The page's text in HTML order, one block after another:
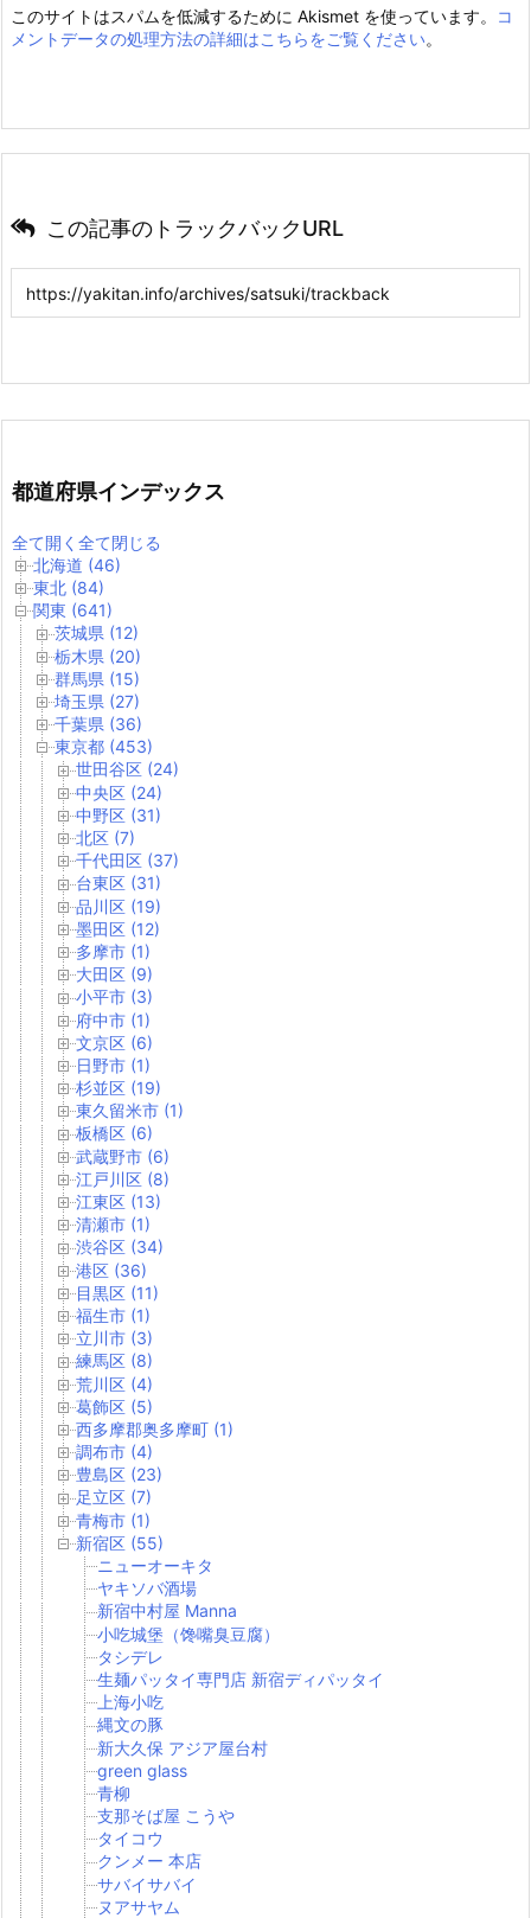
このサイトはスパムを低減するために Akismet を使っています。
コ
メントデータの処理方法の詳細はこちらをご覧ください。
この記事のトラックバックURL
都道府県インデックス
全て開く 全て閉じる
北海道 (46)
東北 (84)
関東 (641)
茨城県 (12)
栃木県 (20)
群馬県 (15)
埼玉県 (27)
千葉県 (36)
東京都 (453)
世田谷区 (24)
中央区 (24)
中野区 (31)
北区 (7)
千代田区 (37)
台東区 (31)
品川区 (19)
墨田区 (12)
多摩市 (1)
大田区 (9)
小平市 (3)
府中市 (1)
文京区 (6)
日野市 (1)
杉並区 (19)
東久留米市 (1)
板橋区 (6)
武蔵野市 (6)
江戸川区 (8)
江東区 (13)
清瀬市 (1)
渋谷区 (34)
港区 (36)
目黒区 (11)
福生市 (1)
立川市 (3)
練馬区 (8)
荒川区 (4)
葛飾区 (5)
西多摩郡奥多摩町 (1)
調布市 (4)
豊島区 (23)
足立区 (7)
青梅市 (1)
新宿区 (55)
ニューオーキタ
ヤキソバ酒場
新宿中村屋 Manna
小吃城堡（馋嘴臭豆腐）
タシデレ
生麺パッタイ専門店 新宿ディパッタイ
上海小吃
縄文の豚
新大久保 アジア屋台村
green glass
青柳
支那そば屋 こうや
タイコウ
クンメー 本店
サバイサバイ
ヌアサヤム